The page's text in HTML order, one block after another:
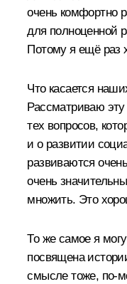
очень комфортно
для полноценной
Потому я ещё раз
Что касается
Рассматриваю
тех вопросов,
и о развитии
развиваются
очень
множить. Это
То же самое я
посвящена
смысле тоже,